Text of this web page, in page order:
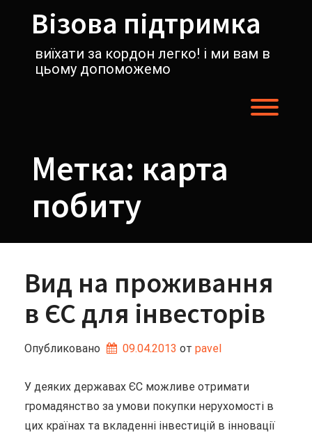
содержимомуВізова підтримка
виїхати за кордон легко! і ми вам в
цьому допоможемо
Метка: карта
побиту
Вид на проживання
в ЄС для інвесторів
Опубликовано 09.04.2013 от pavel
У деяких державах ЄС можливе отримати
громадянство за умови покупки нерухомості в
цих країнах та вкладенні інвестицій в інновації